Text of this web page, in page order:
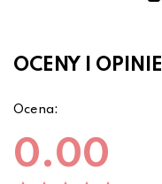
OCENY I OPINIE
Ocena:
0.00